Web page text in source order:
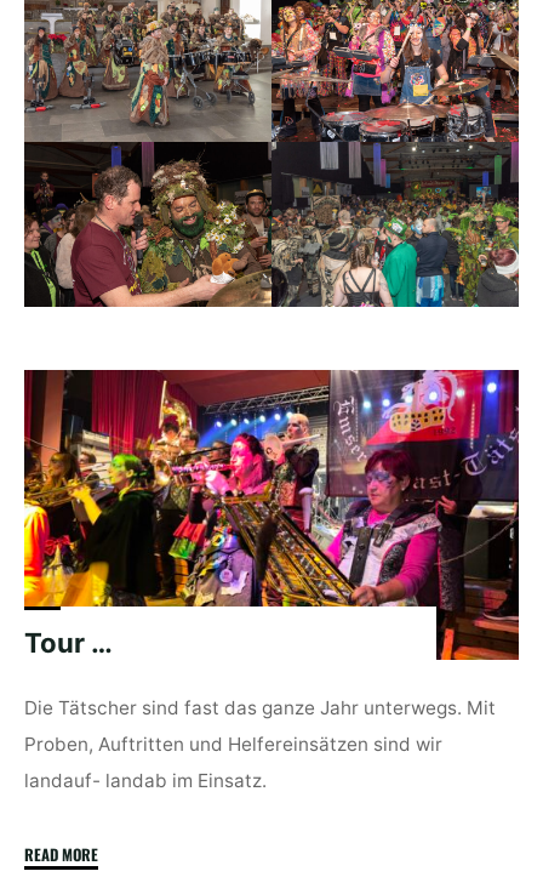
Tour …
Die Tätscher sind fast das ganze Jahr unterwegs. Mit
Proben, Auftritten und Helfereinsätzen sind wir
landauf- landab im Einsatz.
READ MORE"Tour